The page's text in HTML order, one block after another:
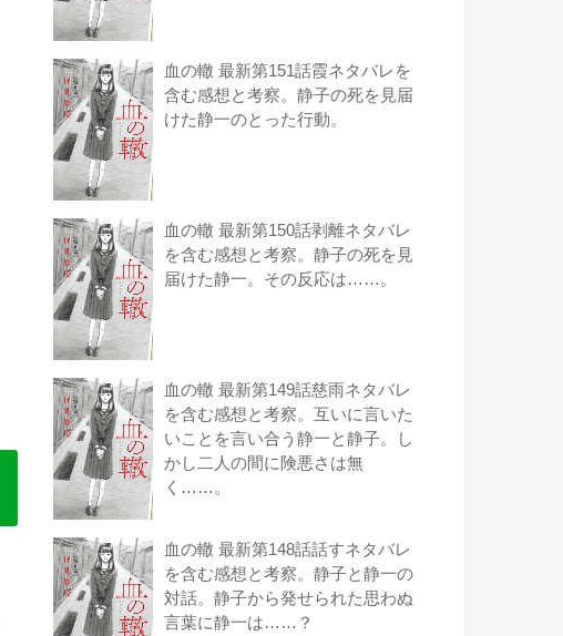
血の轍 最新第151話霞ネタバレを
含む感想と考察。静子の死を見届
けた静一のとった行動。
血の轍 最新第150話剥離ネタバレ
を含む感想と考察。静子の死を見
届けた静一。その反応は……。
血の轍 最新第149話慈雨ネタバレ
を含む感想と考察。互いに言いた
いことを言い合う静一と静子。し
かし二人の間に険悪さは無
く……。
血の轍 最新第148話話すネタバレ
を含む感想と考察。静子と静一の
対話。静子から発せられた思わぬ
言葉に静一は……？